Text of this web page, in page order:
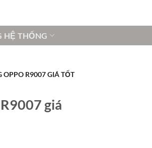
HỆ THỐNG
R9007 GIÁ TỐT
giá